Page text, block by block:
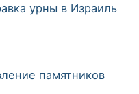
урны в Израиль
памятников